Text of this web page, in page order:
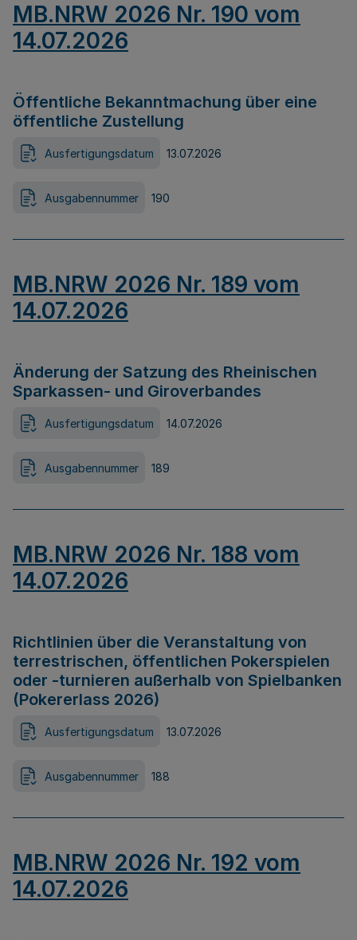
MB.NRW 2026 Nr. 190 vom
14.07.2026
Öffentliche Bekanntmachung über eine
öffentliche Zustellung
Ausfertigungsdatum 13.07.2026
Ausgabennummer 190
MB.NRW 2026 Nr. 189 vom
14.07.2026
Änderung der Satzung des Rheinischen
Sparkassen- und Giroverbandes
Ausfertigungsdatum 14.07.2026
Ausgabennummer 189
MB.NRW 2026 Nr. 188 vom
14.07.2026
Richtlinien über die Veranstaltung von
terrestrischen, öffentlichen Pokerspielen
oder -turnieren außerhalb von Spielbanken
(Pokererlass 2026)
Ausfertigungsdatum 13.07.2026
Ausgabennummer 188
MB.NRW 2026 Nr. 192 vom
14.07.2026